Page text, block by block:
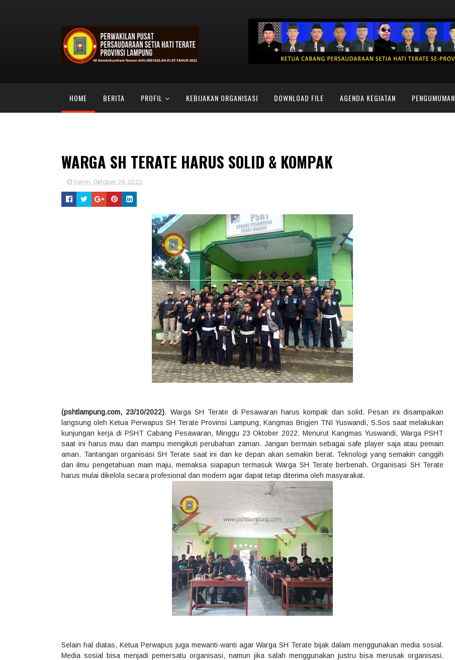
HOME BERITA PROFIL KEBIJAKAN ORGANISASI DOWNLOAD FILE AGENDA KEGIATAN PENGUMUMAN
WARGA SH TERATE HARUS SOLID & KOMPAK
Senin, Oktober 24, 2022
(pshtlampung.com, 23/10/2022). Warga SH Terate di Pesawaran harus kompak dan solid. Pesan ini disampaikan
langsung oleh Ketua Perwapus SH Terate Provinsi Lampung, Kangmas Brigjen TNI Yuswandi, S.Sos saat melakukan
kunjungan kerja di PSHT Cabang Pesawaran, Minggu 23 Oktober 2022. Menurut Kangmas Yuswandi, Warga PSHT
saat ini harus mau dan mampu mengikuti perubahan zaman. Jangan bermain sebagai safe player saja atau pemain
aman. Tantangan organisasi SH Terate saat ini dan ke depan akan semakin berat. Teknologi yang semakin canggih
dan ilmu pengetahuan main maju, memaksa siapapun termasuk Warga SH Terate berbenah. Organisasi SH Terate
harus mulai dikelola secara profesional dan modern agar dapat tetap diterima oleh masyarakat.
Selain hal diatas, Ketua Perwapus juga mewanti-wanti agar Warga SH Terate bijak dalam menggunakan media sosial.
Media sosial bisa menjadi pemersatu organisasi, namun jika salah menggunakan justru bisa merusak organisasi.